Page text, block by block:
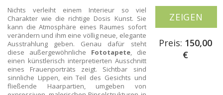
Nichts verleiht einem Interieur so viel
Charakter wie die richtige Dosis Kunst. Sie
kann die Atmosphäre eines Raumes sofort
verändern und ihm eine völlig neue, elegante
Ausstrahlung geben. Genau dafür steht
diese außergewöhnliche Fototapete, die
einen künstlerisch interpretierten Ausschnitt
eines Frauenporträts zeigt. Sichtbar sind
sinnliche Lippen, ein Teil des Gesichts und
fließende Haarpartien, umgeben von
ZEIGEN
Preis: 150,00
€